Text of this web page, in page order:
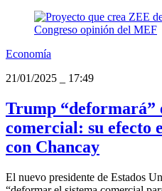
Economía
21/01/2025
17:49
Trump “deformará”
comercial: su efecto
con Chancay
El nuevo presidente de Estados